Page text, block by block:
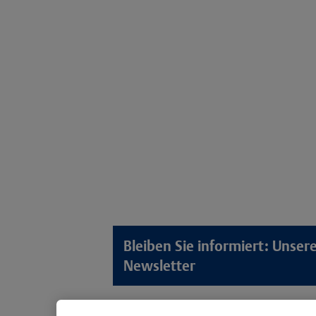
Bleiben Sie informiert:
Newsletter